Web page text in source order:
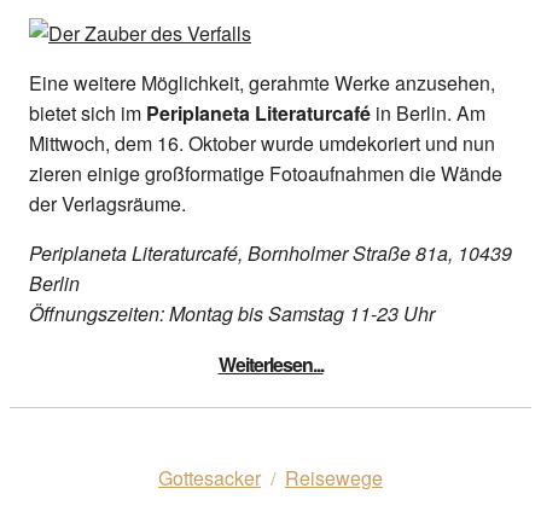
Eine weitere Möglichkeit, gerahmte Werke anzusehen,
bietet sich im Periplaneta Literaturcafé in Berlin. Am
Mittwoch, dem 16. Oktober wurde umdekoriert und nun
zieren einige großformatige Fotoaufnahmen die Wände
der Verlagsräume.
Periplaneta Literaturcafé, Bornholmer Straße 81a, 10439
Berlin
Öffnungszeiten: Montag bis Samstag 11-23 Uhr
Weiterlesen...
Gottesacker / Reisewege